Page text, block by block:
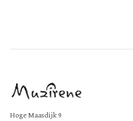
Hoge Maasdijk 9